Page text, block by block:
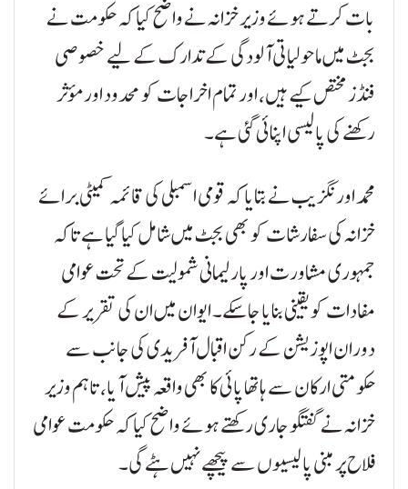
بات کرتے ہوئے وزیر خزانہ نے واضح کیا کہ حکومت نے
بجٹ میں ماحولیاتی آلودگی کے تدارک کے لیے خصوصی
فنڈز مختص کیے ہیں، اور تمام اخراجات کو محدود اور مؤثر
رکھنے کی پالیسی اپنائی گئی ہے۔
محمد اورنگزیب نے بتایا کہ قومی اسمبلی کی قائمہ کمیٹی برائے
خزانہ کی سفارشات کو بھی بجٹ میں شامل کیا گیا ہے تاکہ
جمہوری مشاورت اور پارلیمانی شمولیت کے تحت عوامی
مفادات کو یقینی بنایا جا سکے۔ ایوان میں ان کی تقریر کے
دوران اپوزیشن کے رکن اقبال آفریدی کی جانب سے
حکومتی ارکان سے ہاتھا پائی کا بھی واقعہ پیش آیا، تاہم وزیر
خزانہ نے گفتگو جاری رکھتے ہوئے واضح کیا کہ حکومت عوامی
فلاح پر مبنی پالیسیوں سے پیچھے نہیں ہٹے گی۔